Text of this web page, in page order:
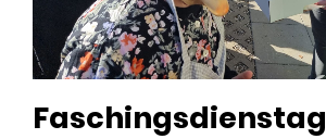
Faschingsdienstag